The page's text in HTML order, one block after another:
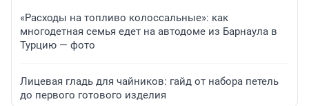
«Расходы на топливо колоссальные»: как
многодетная семья едет на автодоме из Барнаула в
Турцию — фото
Лицевая гладь для чайников: гайд от набора петель
до первого готового изделия